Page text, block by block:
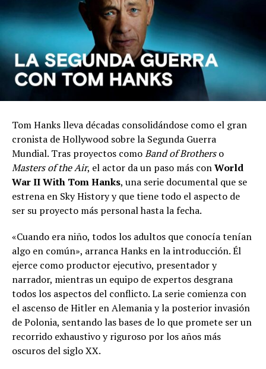
Tom Hanks lleva décadas consolidándose como el gran
cronista de Hollywood sobre la Segunda Guerra
Mundial. Tras proyectos comoBand of Brotherso
Masters of the Air, el actor da un paso más conWorld
War II With Tom Hanks, una serie documental que se
estrena en Sky History y que tiene todo el aspecto de
ser su proyecto más personal hasta la fecha.
«Cuando era niño, todos los adultos que conocía tenían
algo en común», arranca Hanks en la introducción. Él
ejerce como productor ejecutivo, presentador y
narrador, mientras un equipo de expertos desgrana
todos los aspectos del conflicto. La serie comienza con
el ascenso de Hitler en Alemania y la posterior invasión
de Polonia, sentando las bases de lo que promete ser un
recorrido exhaustivo y riguroso por los años más
oscuros del siglo XX.